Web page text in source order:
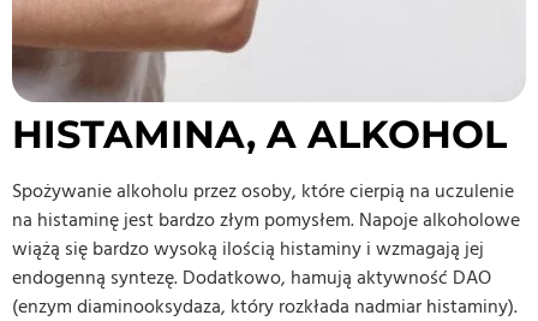
HISTAMINA, A ALKOHOL
Spożywanie alkoholu przez osoby, które cierpią na uczulenie
na histaminę jest bardzo złym pomysłem. Napoje alkoholowe
wiążą się bardzo wysoką ilością histaminy i wzmagają jej
endogenną syntezę. Dodatkowo, hamują aktywność DAO
(enzym diaminooksydaza, który rozkłada nadmiar histaminy).